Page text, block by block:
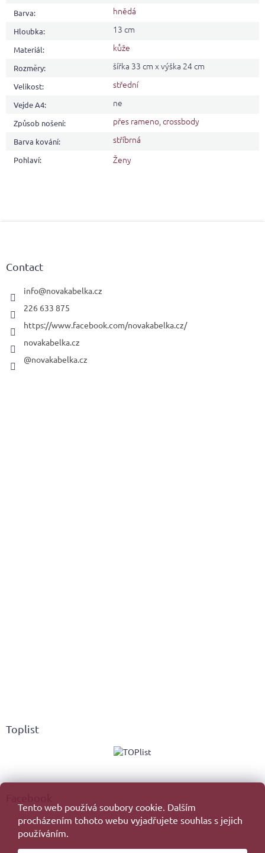
Tento web používá soubory cookie. Dalším
procházením tohoto webu vyjadřujete souhlas s jejich
používáním.
Barva: hnědá
Hloubka: 13 cm
Materiál: kůže
Rozměry: šířka 33 cm x výška 24 cm
Velikost: střední
Vejde A4: ne
Způsob nošení: přes rameno crossbody
Barva kování: stříbrná
Pohlaví: Ženy
Contact
info@novakabelka.cz
226 633 875
https://www.facebook.com/novakabelka.cz/
novakabelka.cz
@novakabelka.cz
Toplist